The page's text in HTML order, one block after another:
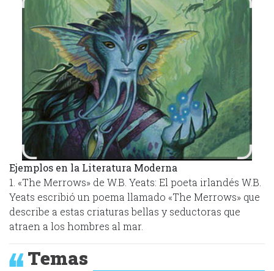
Ejemplos en la Literatura Moderna
1. «The Merrows» de W.B. Yeats: El poeta irlandés W.B.
Yeats escribió un poema llamado «The Merrows» que
describe a estas criaturas bellas y seductoras que
atraen a los hombres al mar.
Temas